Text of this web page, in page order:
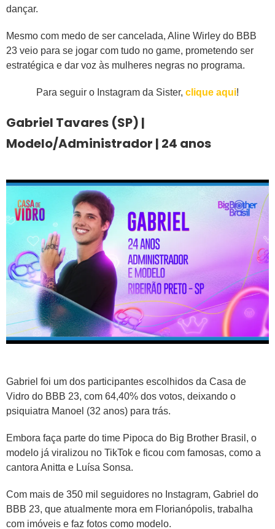
dançar.
Mesmo com medo de ser cancelada, Aline Wirley do BBB
23 veio para se jogar com tudo no game, prometendo ser
estratégica e dar voz às mulheres negras no programa.
Para seguir o Instagram da Sister, clique aqui!
Gabriel Tavares (SP) |
Modelo/Administrador | 24 anos
Gabriel foi um dos participantes escolhidos da Casa de
Vidro do BBB 23, com 64,40% dos votos, deixando o
psiquiatra Manoel (32 anos) para trás.
Embora faça parte do time Pipoca do Big Brother Brasil, o
modelo já viralizou no TikTok e ficou com famosas, como a
cantora Anitta e Luísa Sonsa.
Com mais de 350 mil seguidores no Instagram, Gabriel do
BBB 23, que atualmente mora em Florianópolis, trabalha
com imóveis e faz fotos como modelo.